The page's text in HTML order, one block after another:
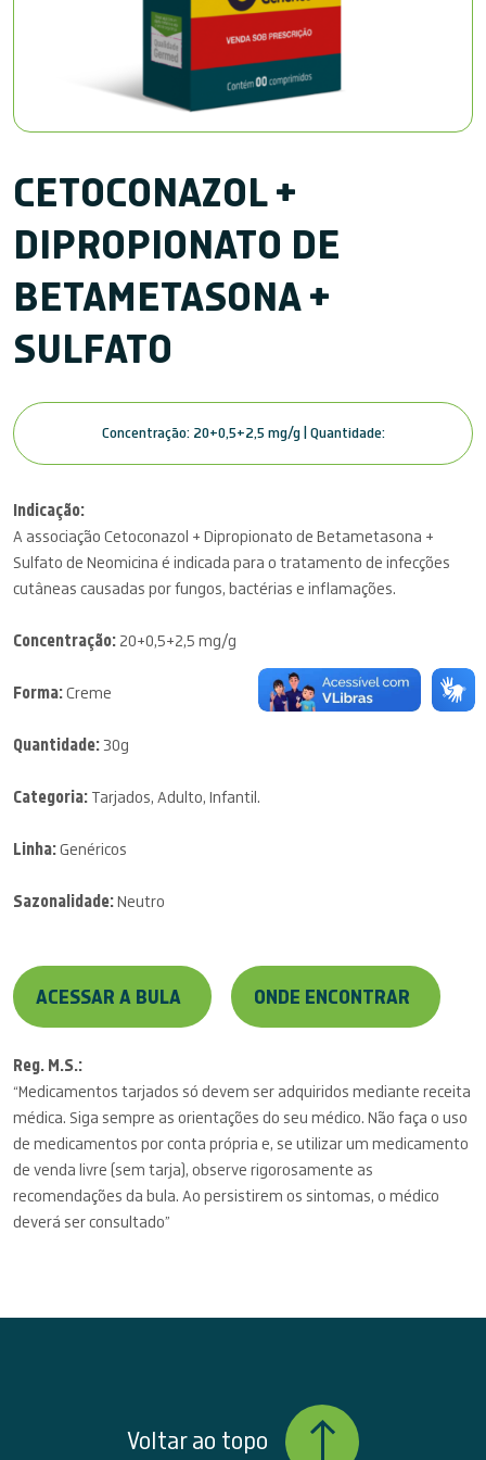
CETOCONAZOL +
DIPROPIONATO DE
BETAMETASONA +
SULFATO
Concentração: 20+0,5+2,5 mg/g | Quantidade:
Indicação:
A associação Cetoconazol + Dipropionato de Betametasona +
Sulfato de Neomicina é indicada para o tratamento de infecções
cutâneas causadas por fungos, bactérias e inflamações.
Concentração: 20+0,5+2,5 mg/g
Forma:Creme
Quantidade: 30g
Categoria: Tarjados, Adulto, Infantil.
Linha:Genéricos
Sazonalidade:Neutro
ACESSAR A BULA ONDE ENCONTRAR
Reg. M.S.:
“Medicamentos tarjados só devem ser adquiridos mediante receita
médica. Siga sempre as orientações do seu médico. Não faça o uso
de medicamentos por conta própria e, se utilizar um medicamento
de venda livre (sem tarja), observe rigorosamente as
recomendações da bula. Ao persistirem os sintomas, o médico
deverá ser consultado”
Voltar ao topo